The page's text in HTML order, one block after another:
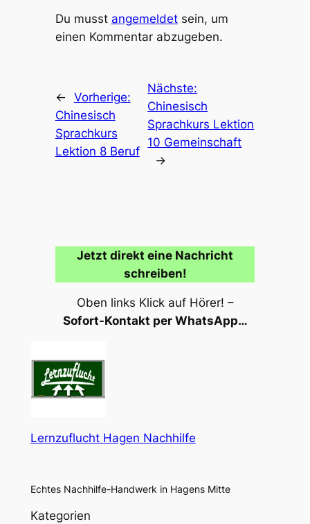
Du musst angemeldetsein, um
einen Kommentar abzugeben.
← Vorherige:
Chinesisch
Sprachkurs
Lektion 8 Beruf
Nächste:
Chinesisch
Sprachkurs Lektion
10 Gemeinschaft
→
Jetzt direkt eine Nachricht
schreiben!
Oben links Klick auf Hörer! –
Sofort-Kontakt per WhatsApp…
Lernzuflucht Hagen Nachhilfe
Echtes Nachhilfe-Handwerk in Hagens Mitte
Kategorien